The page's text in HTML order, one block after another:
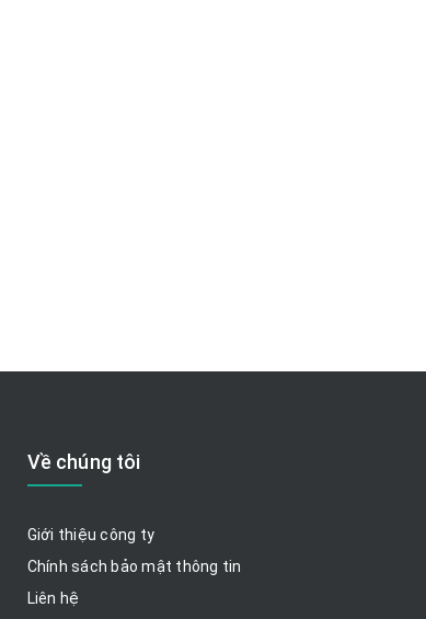
Về chúng tôi
Giới thiệu công ty
Chính sách bảo mật thông tin
Liên hệ